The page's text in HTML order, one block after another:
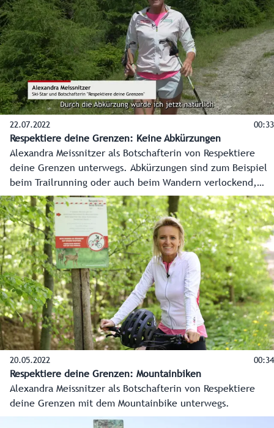
22.07.2022 00:33
Respektiere deine Grenzen: Keine Abkürzungen
Alexandra Meissnitzer als Botschafterin von Respektiere
deine Grenzen unterwegs. Abkürzungen sind zum Beispiel
beim Trailrunning oder auch beim Wandern verlockend,
doch bitte nicht das Wild stören und auf dem Weg beiben!
20.05.2022 00:34
Respektiere deine Grenzen: Mountainbiken
Alexandra Meissnitzer als Botschafterin von Respektiere
deine Grenzen mit dem Mountainbike unterwegs.